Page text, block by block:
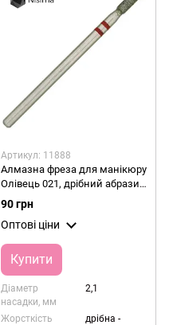
Артикул: 11888
Алмазна фреза для манікюру
Олівець 021, дрібний абразив,
P860f021 Nisima
90 грн
Оптові ціни
Купити
Діаметр
насадки, мм
2,1
Жорсткість
дрібна -